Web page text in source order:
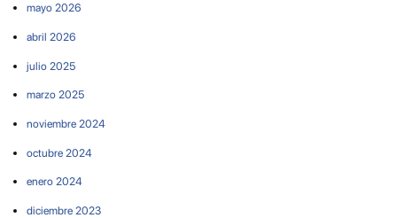
mayo 2026
abril 2026
julio 2025
marzo 2025
noviembre 2024
octubre 2024
enero 2024
diciembre 2023